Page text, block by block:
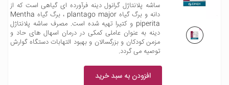
ساشه پلانتاژل گرانول دینه فرآورده ای گیاهی است که از
دانه و برگ گیاه plantago major ، برگ گیاه Mentha
piperita و کتیرا تهیه شده است. مصرف ساشه پلانتاژل
دینه به عنوان عاملی کمکی در درمان اسهال های حاد و
مزمن کودکان و بزرگسالان و بهبود التهابات دستگاه گوارش
توصیه می گردد.
افزودن به سبد خرید